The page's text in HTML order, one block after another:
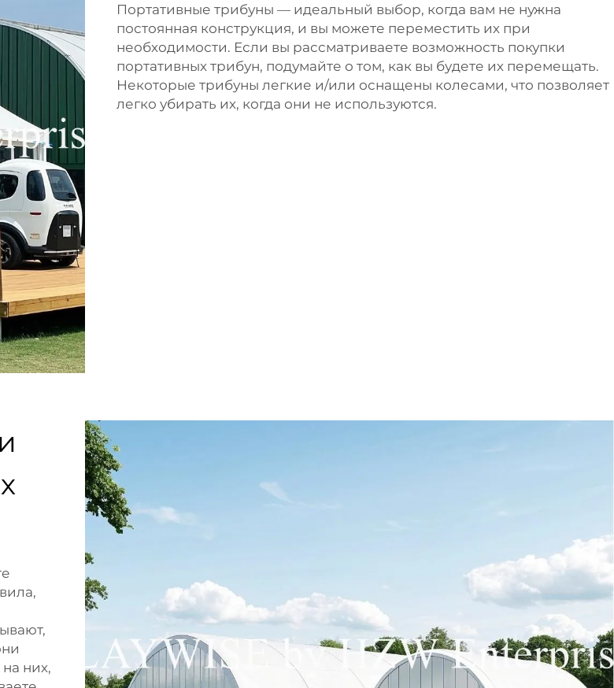
Портативные трибуны — идеальный выбор, когда вам не нужна
постоянная конструкция, и вы можете переместить их при
необходимости. Если вы рассматриваете возможность покупки
портативных трибун, подумайте о том, как вы будете их перемещать.
Некоторые трибуны легкие и/или оснащены колесами, что позволяет
легко убирать их, когда они не используются.
них,